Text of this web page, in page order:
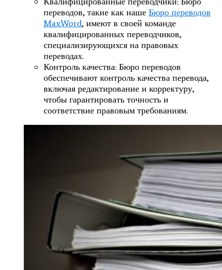
переводов, такие как наше Бюро переводов
MaxWord, имеют в своей команде
квалифицированных переводчиков,
специализирующихся на правовых
переводах.
Контроль качества: Бюро переводов
обеспечивают контроль качества перевода,
включая редактирование и корректуру,
чтобы гарантировать точность и
соответствие правовым требованиям.